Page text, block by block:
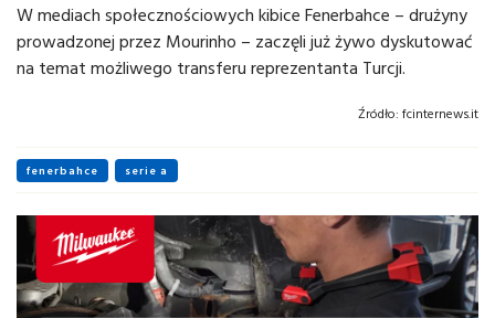
W mediach społecznościowych kibice Fenerbahce – drużyny
prowadzonej przez Mourinho – zaczęli już żywo dyskutować
na temat możliwego transferu reprezentanta Turcji.
Źródło: fcinternews.it
fenerbahce serie a